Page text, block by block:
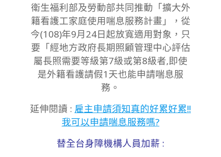
衛生福利部及勞動部共同推動「擴大外
籍看護工家庭使用喘息服務計畫」，從
今(108)年9月24日起放寬適用對象，只
要「經地方政府長期照顧管理中心評估
屬長照需要等級第7級或第8級者,即使
是外籍看護請假1天也能申請喘息服
務。
延伸閱讀 : 雇主申請須知真的好累好累!!
我可以申請喘息服務嗎?
替全台身障機構人員加薪 :